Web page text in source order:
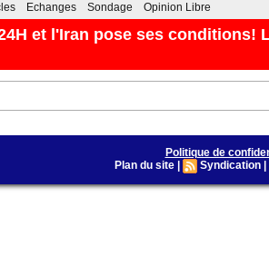
Echanges Sondage Opinion Libre
et l'Iran pose ses conditions!
Politique de
Plan du site
Syndication